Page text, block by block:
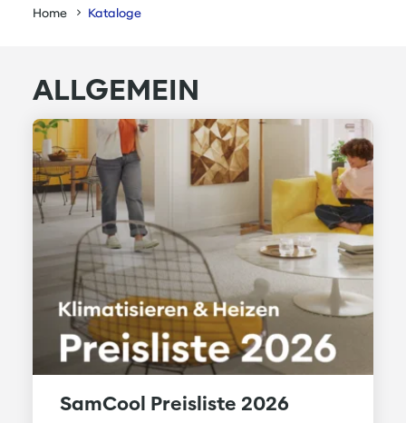
Home Kataloge
ALLGEMEIN
SamCool Preisliste 2026